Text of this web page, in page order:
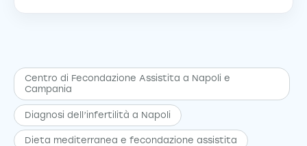
Centro di Fecondazione Assistita a Napoli e
Campania
Diagnosi dell’infertilità a Napoli
Dieta mediterranea e fecondazione assistita